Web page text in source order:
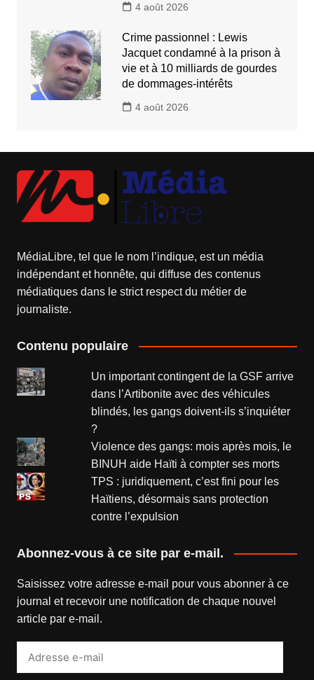
4 août 2026
Crime passionnel : Lewis
Jacquet condamné à la prison à
vie et à 10 milliards de gourdes
de dommages-intérêts
4 août 2026
MédiaLibre, tel que le nom l’indique, est un média
indépendant et honnête, qui diffuse des contenus
médiatiques dans le strict respect du métier de
journaliste.
Contenu populaire
Un important contingent de la GSF arrive
dans l’Artibonite avec des véhicules
blindés, les gangs doivent-ils s’inquiéter
?
Violence des gangs: mois après mois, le
BINUH aide Haïti à compter ses morts
TPS : juridiquement, c’est fini pour les
Haïtiens, désormais sans protection
contre l’expulsion
Abonnez-vous à ce site par e-mail.
Saisissez votre adresse e-mail pour vous abonner à ce
journal et recevoir une notification de chaque nouvel
article par e-mail.